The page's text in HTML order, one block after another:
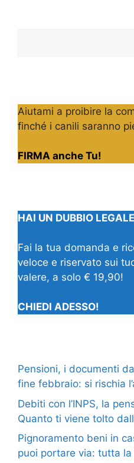
Aiutami a proibire la
finché i canili saranno
FIRMA anche Tu!
HAI UN DUBBIO
Fai la tua domanda e
veloce e riservato sui
valere, a solo € 19,90!
CHIEDI ADESSO!
Pensioni, i documenti
fine febbraio: si rischia
Debiti con l’INPS, la
Quanto ti viene tolto
Pignoramento beni in
puoi portare via: tutta la